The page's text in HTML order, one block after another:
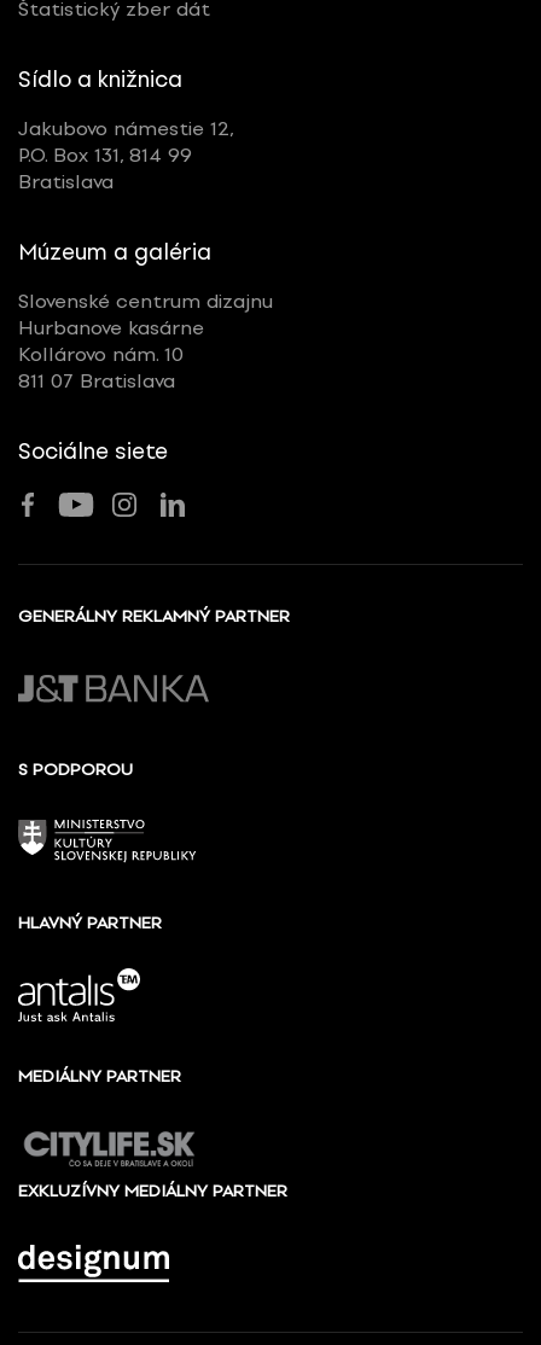
Štatistický zber dát
Sídlo a knižnica
Jakubovo námestie 12,
P.O. Box 131, 814 99
Bratislava
Múzeum a galéria
Slovenské centrum dizajnu
Hurbanove kasárne
Kollárovo nám. 10
811 07 Bratislava
Sociálne siete
GENERÁLNY REKLAMNÝ PARTNER
S PODPOROU
HLAVNÝ PARTNER
MEDIÁLNY PARTNER
EXKLUZÍVNY MEDIÁLNY PARTNER